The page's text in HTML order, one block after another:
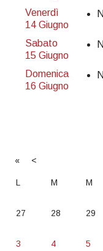
Venerdì
14 Giugno
Sabato
15 Giugno
Domenica
16 Giugno
« <
L M M
27 28 29
3 4 5